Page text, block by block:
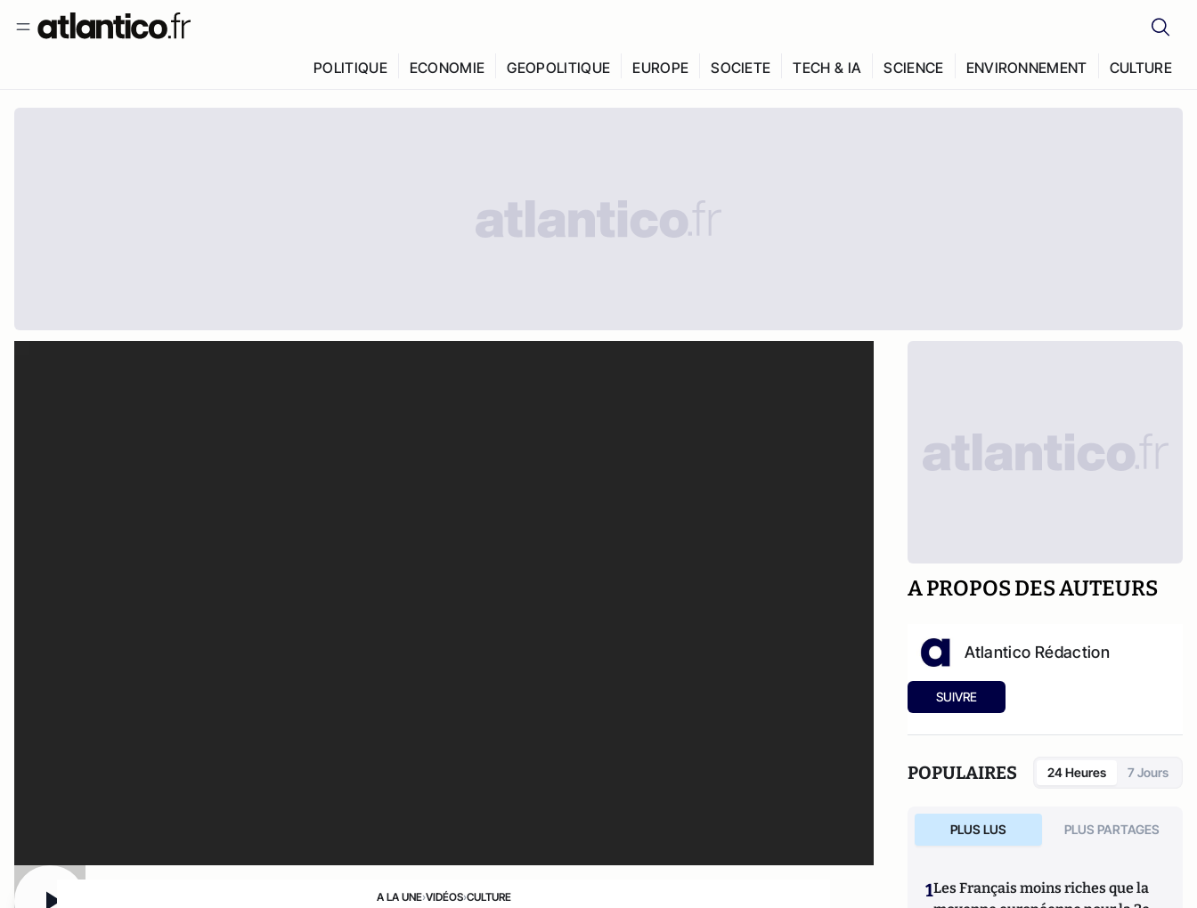
POLITIQUE ECONOMIE GEOPOLITIQUE EUROPE SOCIETE TECH & IA SCIENCE ENVIRONNEMENT CULTURE
A LA UNE›VIDÉOS›CULTURE
A PROPOS DES AUTEURS
Atlantico Rédaction
SUIVRE
POPULAIRES 24 Heures 7 Jours
PLUS LUS PLUS PARTAGES
1Les Français moins riches que la